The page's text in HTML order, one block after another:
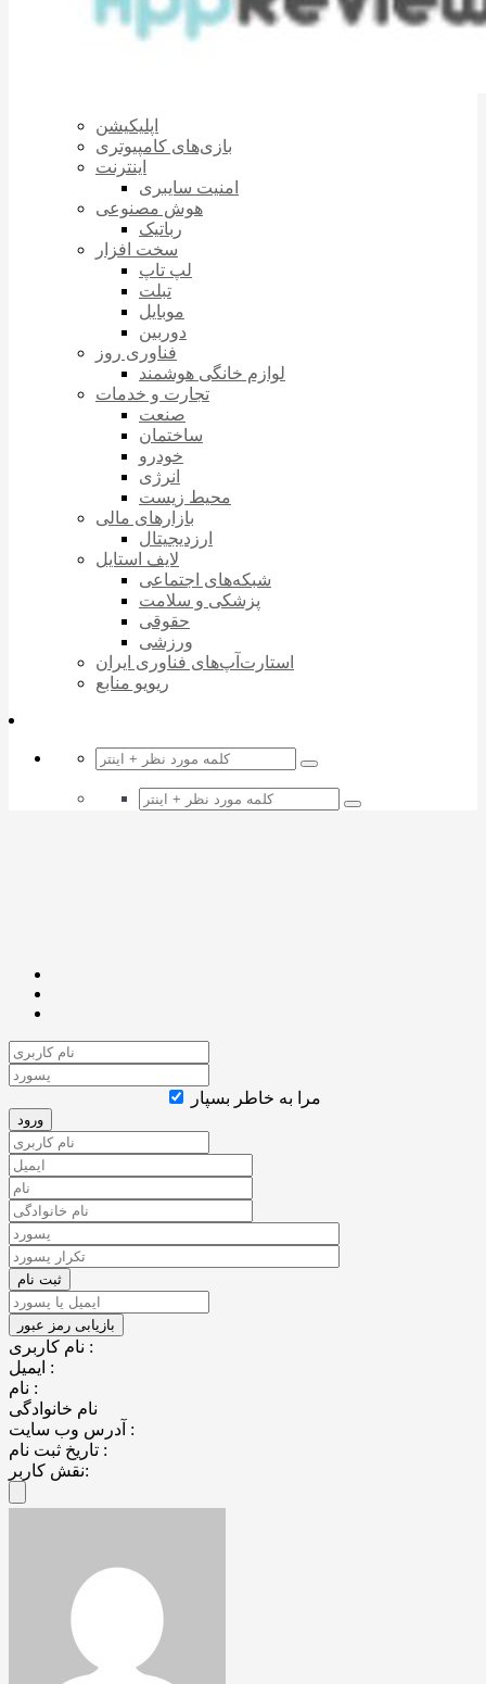
اپلیکیشن
بازی‌های کامپیوتری
اینترنت
امنیت سایبری
هوش مصنوعی
رباتیک
سخت افزار
لپ تاپ
تبلت
موبایل
دوربین
فناوری روز
لوازم خانگی هوشمند
تجارت و خدمات
صنعت
ساختمان
خودرو
انرژی
محیط زیست
بازارهای مالی
ارزدیجیتال
لایف استایل
شبکه‌های اجتماعی
پزشکی و سلامت
حقوقی
ورزشی
استارت‌آپ‌های فناوری ایران
ریویو منابع
مرا به خاطر بسپار
نام کاربری :
ایمیل :
نام :
نام خانوادگی
آدرس وب سایت :
تاریخ ثبت نام :
نقش کاربر: